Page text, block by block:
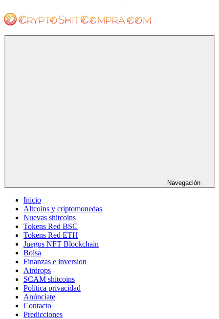
al
contenido
Navegación
Inicio
Altcoins y criptomonedas
Nuevas shitcoins
Tokens Red BSC
Tokens Red ETH
Juegos NFT Blockchain
Bolsa
Finanzas e inversion
Airdrops
SCAM shitcoins
Política privacidad
Anúnciate
Contacto
Predicciones